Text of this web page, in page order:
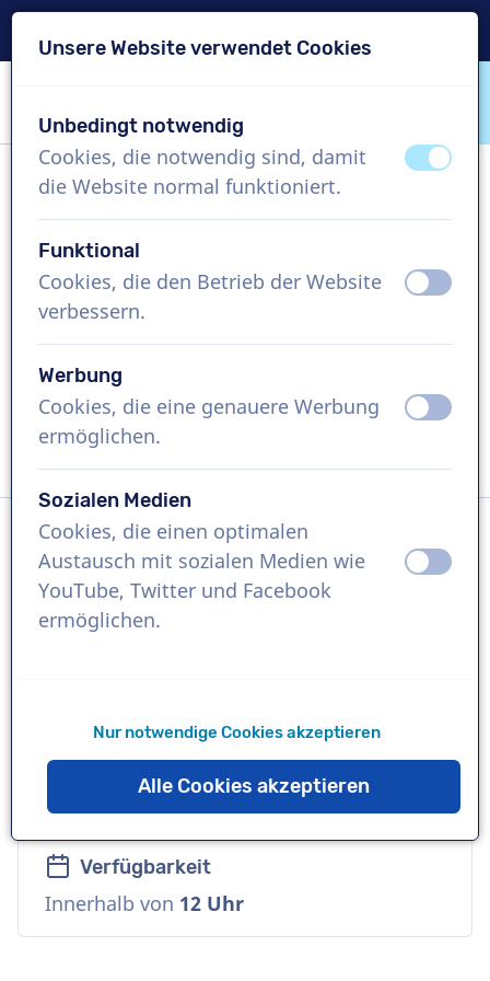
VoiceProductions
Carrie
US$ 304,95
Imagefilm , 1 - 250 Wörter
Projekt erstellen
Kostenlose Demo anfordern
Sprache
Englisch (Schottland)
Sprecher
Natürlich, Freundlich, Corporate
Verfügbarkeit
Innerhalb von 12 Uhr
Unsere Website verwendet Cookies
Unbedingt notwendig
Cookies, die notwendig sind, damit
die Website normal funktioniert.
aus
an
Funktional
Cookies, die den Betrieb der Website
verbessern.
ausan
Werbung
Cookies, die eine genauere Werbung
ermöglichen.
ausan
Sozialen Medien
Cookies, die einen optimalen
Austausch mit sozialen Medien wie
YouTube, Twitter und Facebook
ermöglichen.
ausan
Nur notwendige Cookies akzeptieren
Alle Cookies akzeptieren